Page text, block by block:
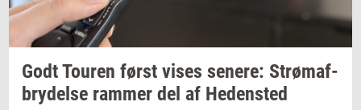
GodtTou­ren først vises se­ne­re: Strø­maf­
bry­del­se ram­mer del af He­den­sted